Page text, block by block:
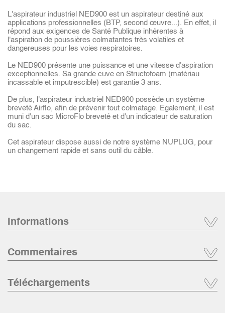
L'aspirateur industriel NED900 est un aspirateur destiné aux
applications professionnelles (BTP, second œuvre...). En effet, il
répond aux exigences de Santé Publique inhérentes à
l'aspiration de poussières colmatantes très volatiles et
dangereuses pour les voies respiratoires.
Le NED900 présente une puissance et une vitesse d'aspiration
exceptionnelles. Sa grande cuve en Structofoam (matériau
incassable et imputrescible) est garantie 3 ans.
De plus, l'aspirateur industriel NED900 possède un système
breveté Airflo, afin de prévenir tout colmatage. Egalement, il est
muni d'un sac MicroFlo breveté et d'un indicateur de saturation
du sac.
Cet aspirateur dispose aussi de notre système NUPLUG, pour
un changement rapide et sans outil du câble.
Informations
Commentaires
Téléchargements